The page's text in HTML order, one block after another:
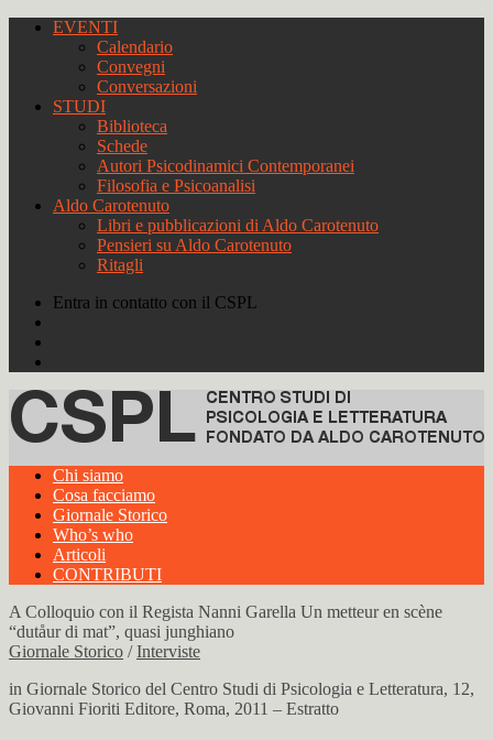
EVENTI
Calendario
Convegni
Conversazioni
STUDI
Biblioteca
Schede
Autori Psicodinamici Contemporanei
Filosofia e Psicoanalisi
Aldo Carotenuto
Libri e pubblicazioni di Aldo Carotenuto
Pensieri su Aldo Carotenuto
Ritagli
Entra in contatto con il CSPL
Chi siamo
Cosa facciamo
Giornale Storico
Who’s who
Articoli
CONTRIBUTI
A Colloquio con il Regista Nanni Garella Un metteur en scène
“dutåur di mat”, quasi junghiano
Giornale Storico /Interviste
in Giornale Storico del Centro Studi di Psicologia e Letteratura, 12,
Giovanni Fioriti Editore, Roma, 2011 – Estratto